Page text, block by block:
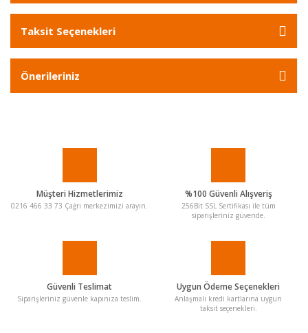
Taksit Seçenekleri
Önerileriniz
Müşteri Hizmetlerimiz
0216 466 33 73 Çağrı merkezimizi arayın.
%100 Güvenli Alışveriş
256Bit SSL Sertifikası ile tüm
siparişleriniz güvende.
Güvenli Teslimat
Siparişleriniz güvenle kapınıza teslim.
Uygun Ödeme Seçenekleri
Anlaşmalı kredi kartlarına uygun
taksit seçenekleri.